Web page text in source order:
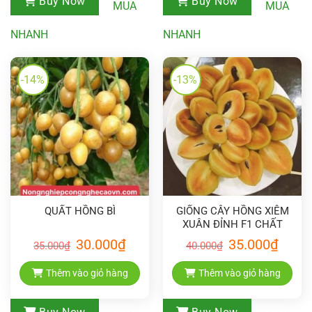
MUA
NHANH
MUA
NHANH
-14%
QUẤT HỒNG BÌ
35.000₫ Giá
gốc
là:
35.000₫.
30.000₫Giá
hiện
tại
30.000₫.
Thêm vào giỏ hàng
-13%
GIỐNG CÂY HỒNG XIÊM
XUÂN ĐỈNH F1 CHẤT
LƯỢNG CAO
40.000₫ Giá
gốc
là:
40.000₫.
35.000₫Giá
hiện
tại
Thêm vào giỏ hàng